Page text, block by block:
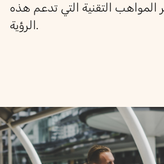
المواهب التقنية التي تدعم هذه
الرؤية.